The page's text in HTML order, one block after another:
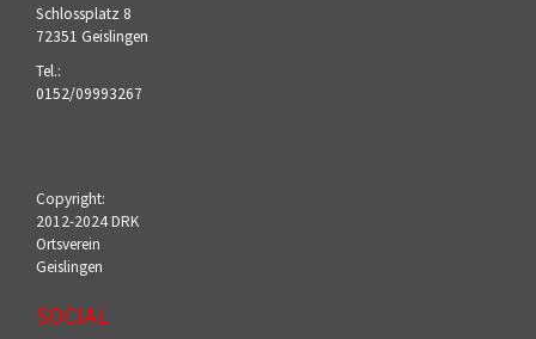
Schlossplatz 8
72351 Geislingen
Tel.:
0152/09993267
Copyright:
2012-2024 DRK
Ortsverein
Geislingen
SOCIAL